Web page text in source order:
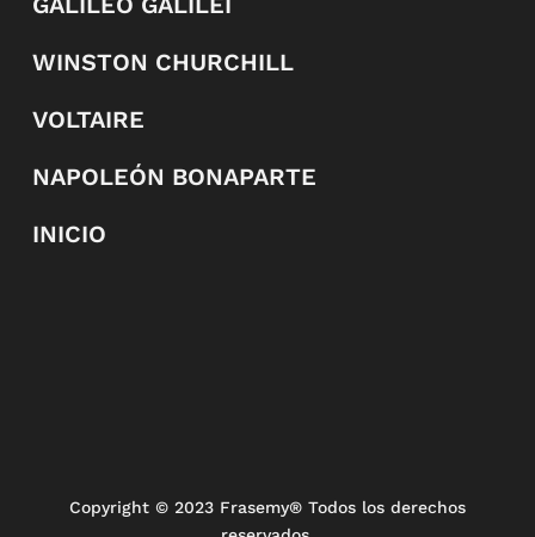
WINSTON CHURCHILL
VOLTAIRE
NAPOLEÓN BONAPARTE
INICIO
Copyright © 2023 Frasemy® Todos los derechos